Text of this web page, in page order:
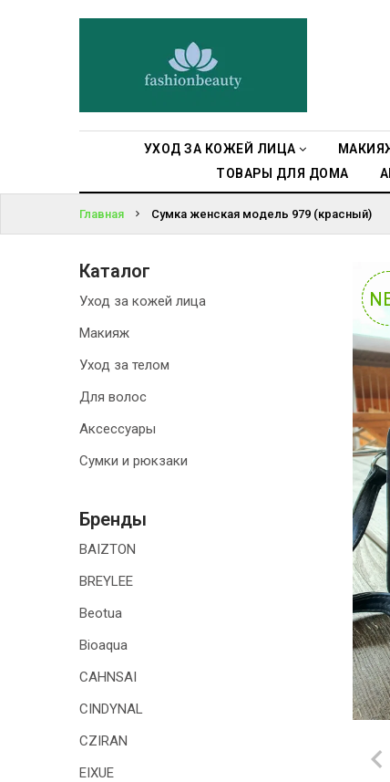
УХОД ЗА КОЖЕЙ ЛИЦА
ТОВАРЫ ДЛЯ ДОМА
ДЛЯ ВОЛОС
ТОВАРЫ ДЛЯ
ВОЗВРАТ И
КОНТАКТЫ
ВОЙТИ
ПАРОЛЬ?
Главная Сумка женская модель 979 (красный)
Каталог
Уход за кожей лица
Макияж
Уход за телом
Для волос
Аксессуары
Сумки и рюкзаки
Бренды
BAIZTON
BREYLEE
Beotua
Bioaqua
CAHNSAI
CINDYNAL
CZIRAN
EIXUE